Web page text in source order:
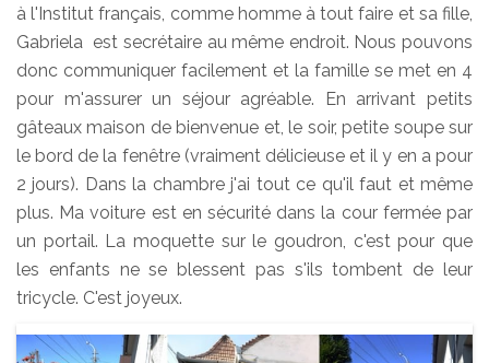
à l'Institut français, comme homme à tout faire et sa fille,
Gabriela est secrétaire au même endroit. Nous pouvons
donc communiquer facilement et la famille se met en 4
pour m'assurer un séjour agréable. En arrivant petits
gâteaux maison de bienvenue et, le soir, petite soupe sur
le bord de la fenêtre (vraiment délicieuse et il y en a pour
2 jours). Dans la chambre j'ai tout ce qu'il faut et même
plus. Ma voiture est en sécurité dans la cour fermée par
un portail. La moquette sur le goudron, c'est pour que
les enfants ne se blessent pas s'ils tombent de leur
tricycle. C'est joyeux.